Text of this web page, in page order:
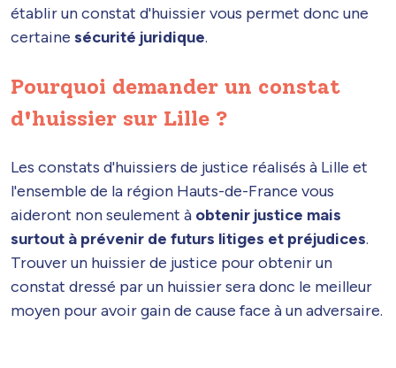
établir un constat d'huissier vous permet donc une
certaine sécurité juridique.
Pourquoi demander un constat
d'huissier sur Lille ?
Les constats d'huissiers de justice réalisés à Lille et
l'ensemble de la région Hauts-de-France vous
aideront non seulement à obtenir justice mais
surtout à prévenir de futurs litiges et préjudices.
Trouver un huissier de justice pour obtenir un
constat dressé par un huissier sera donc le meilleur
moyen pour avoir gain de cause face à un adversaire.